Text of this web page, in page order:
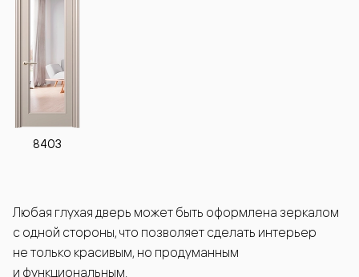
8403
Любая глухая дверь может быть оформлена зеркалом
с одной стороны, что позволяет сделать интерьер
не только красивым, но продуманным
и функциональным.